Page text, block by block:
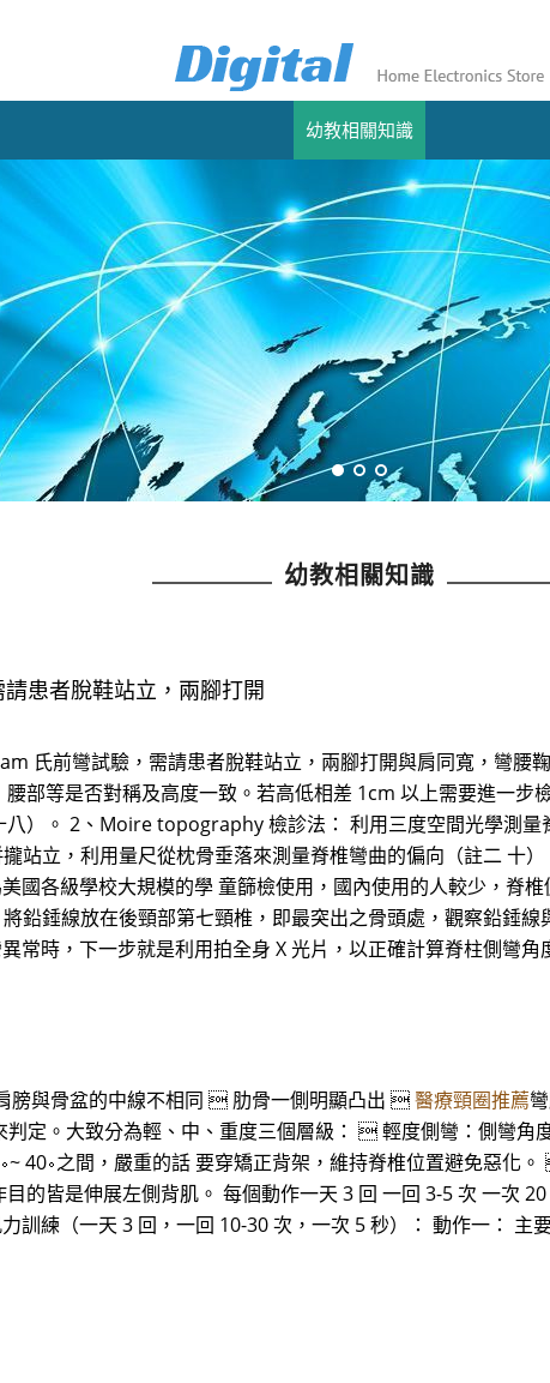
幼教相關知識
幼教相關知識
患者脫鞋站立，兩腳打開
氏前彎試驗，需請患者脫鞋站立，兩腳打開與肩同寬，彎腰鞠
部等是否對稱及高度一致。若高低相差 1cm 以上需要進一
）。 2、Moire topography 檢診法： 利用三度空間光學測
站立，利用量尺從枕骨垂落來測量脊椎彎曲的偏向（註二 十
國各級學校大規模的學 童篩檢使用，國內使用的人較少，脊
鉛錘線放在後頸部第七頸椎，即最突出之骨頭處，觀察鉛錘
常時，下一步就是利用拍全身 X 光片，以正確計算脊柱側彎
與骨盆的中線不相同  肋骨一側明顯凸出 醫療頸圈推薦
判定。大致分為輕、中、重度三個層級：  輕度側彎：側彎角
40∘之間，嚴重的話 要穿矯正背架，維持脊椎位置避免惡化
的皆是伸展左側背肌。 每個動作一天 3 回 一回 3-5 次 一次
訓練（一天 3 回，一回 10-30 次，一次 5 秒）： 動作一： 主